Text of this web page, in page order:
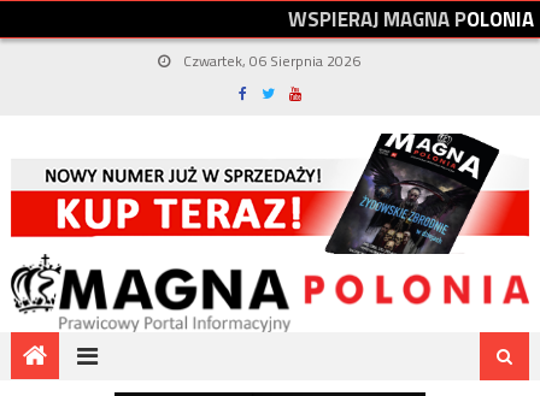
WSPIERAJMAGNAPOLONIA
Czwartek, 06 Sierpnia 2026